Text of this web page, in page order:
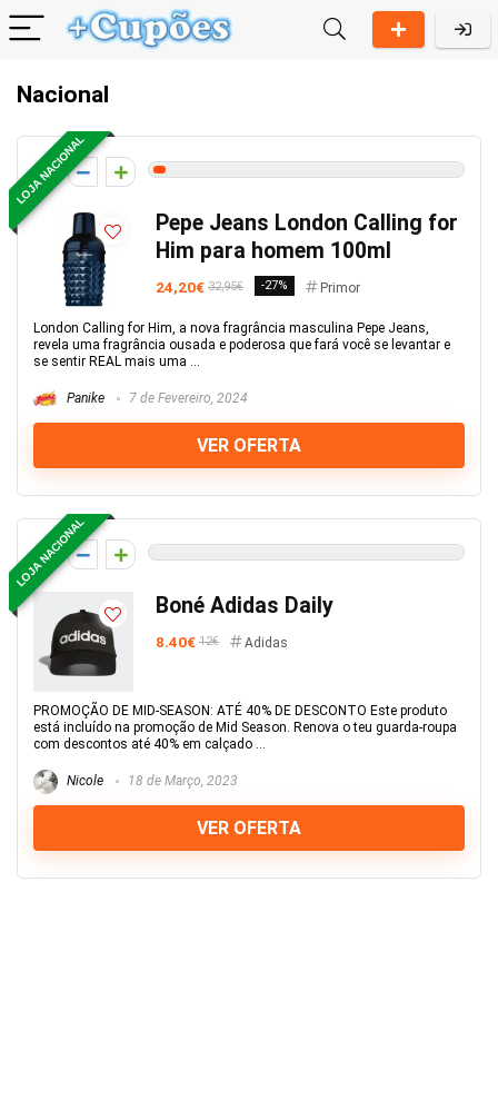
Nacional
LOJA NACIONAL
2
Pepe Jeans London Calling for
Him para homem 100ml
24,20€ 32,95€ -27% Primor
London Calling for Him, a nova fragrância masculina Pepe Jeans,
revela uma fragrância ousada e poderosa que fará você se levantar e
se sentir REAL mais uma ...
Panike 7 de Fevereiro, 2024
VER OFERTA
LOJA NACIONAL
0
Boné Adidas Daily
8.40€ 12€ Adidas
PROMOÇÃO DE MID-SEASON: ATÉ 40% DE DESCONTO Este produto
está incluído na promoção de Mid Season. Renova o teu guarda-roupa
com descontos até 40% em calçado ...
Nicole 18 de Março, 2023
VER OFERTA